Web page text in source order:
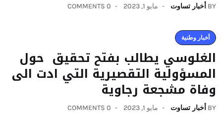
BY أخبار تساوت مايو 1, 2023 0 COMMENTS
أخبار وطنية
الغلوسي يطالب بفتح تحقيق حول
المسؤولية التقصيرية التي ادت الى
وفاة مشجعة رجاوية
BY أخبار تساوت مايو 1, 2023 0 COMMENTS